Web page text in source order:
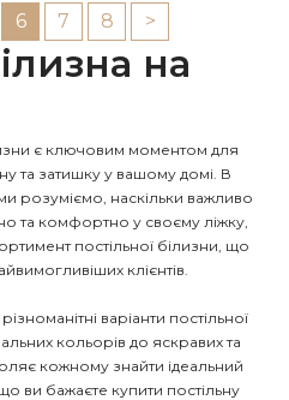
6 7 8 >
на
є ключовим моментом для
та затишку у вашому домі. В
розуміємо, наскільки важливо
та комфортно у своєму ліжку,
постільної білизни, що
клієнтів.
варіанти постільної
кольорів до яскравих та
кожному знайти ідеальний
ви бажаєте купити постільну